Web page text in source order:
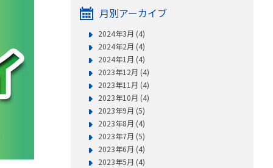
月別アーカイブ
2024年3月 (4)
2024年2月 (4)
2024年1月 (4)
2023年12月 (4)
2023年11月 (4)
2023年10月 (4)
2023年9月 (5)
2023年8月 (4)
2023年7月 (5)
2023年6月 (4)
2023年5月 (4)